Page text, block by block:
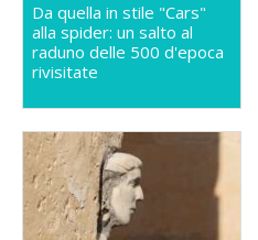
Da quella in stile "Cars"
alla spider: un salto al
raduno delle 500 d'epoca
rivisitate